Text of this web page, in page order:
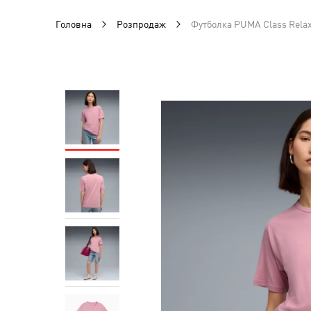
Головна Розпродаж Футболка PUMA Class